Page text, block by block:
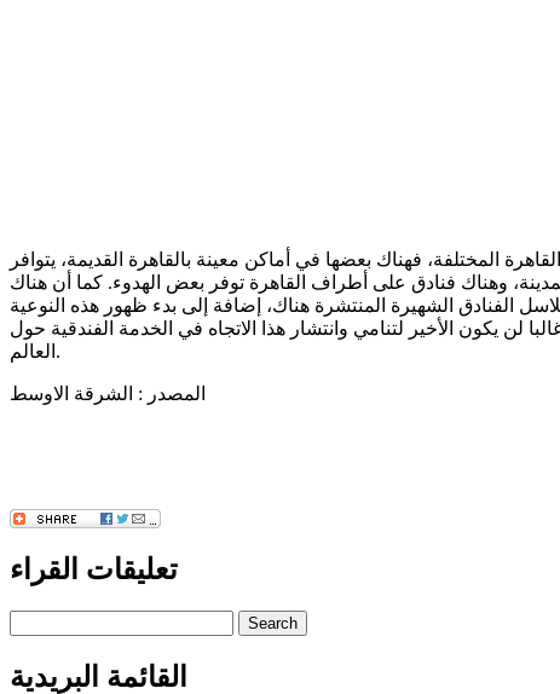
المختلفة، فهناك بعضها في أماكن معينة بالقاهرة القديمة، يتوافر
وهناك فنادق على أطراف القاهرة توفر بعض الهدوء. كما أن هناك
الفنادق الشهيرة المنتشرة هناك، إضافة إلى بدء ظهور هذه النوعية
لن يكون الأخير لتنامي وانتشار هذا الاتجاه في الخدمة الفندقية حول
العالم.
المصدر : الشرقة الاوسط
تعليقات القراء
Search
القائمة البريدية